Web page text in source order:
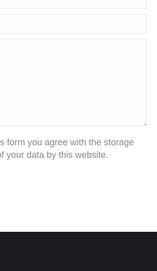
form you agree with the storage
your data by this website.